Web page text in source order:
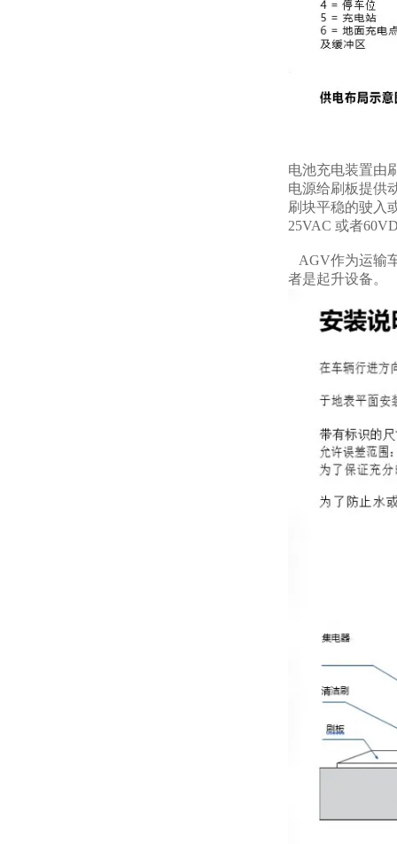
电池充电装置由
电源给刷板提供
刷块平稳的驶入
25VAC 或者
AGV作为运输
者是起升设备。